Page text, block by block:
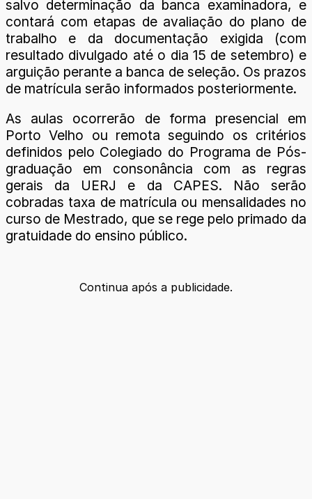
salvo determinação da banca examinadora, e
contará com etapas de avaliação do plano de
trabalho e da documentação exigida (com
resultado divulgado até o dia 15 de setembro) e
arguição perante a banca de seleção. Os prazos
de matrícula serão informados posteriormente.
As aulas ocorrerão de forma presencial em
Porto Velho ou remota seguindo os critérios
definidos pelo Colegiado do Programa de Pós-
graduação em consonância com as regras
gerais da UERJ e da CAPES. Não serão
cobradas taxa de matrícula ou mensalidades no
curso de Mestrado, que se rege pelo primado da
gratuidade do ensino público.
Continua após a publicidade.